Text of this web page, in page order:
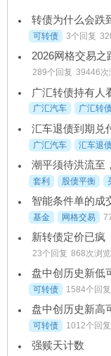
转债为什么会跌
可转债 3个回复
2026网格交易之
289个回复 39446次
广汇转债持有人
广汇汽车 广汇转
汇车退债到期兑
广汇汽车 汇车退
套利 股债平衡
智能条件单的成
基金 网格交易
新转债定价已疯
23个回复 868次浏览
盘中创历史新低
可转债 1584个回复
盘中创历史新高
可转债 1012个回复
强赎天计数